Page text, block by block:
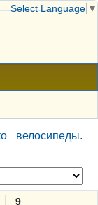
велосипеды.
9
Select Language ▼